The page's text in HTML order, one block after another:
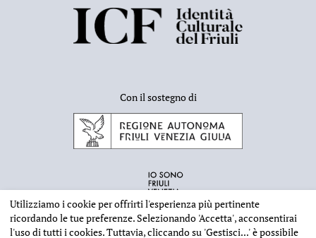
Con il sostegno di
Utilizziamo i cookie per offrirti l'esperienza più pertinente
ricordando le tue preferenze. Selezionando 'Accetta', acconsentirai
l'uso di tutti i cookies. Tuttavia, cliccando su 'Gestisci...'è possibile